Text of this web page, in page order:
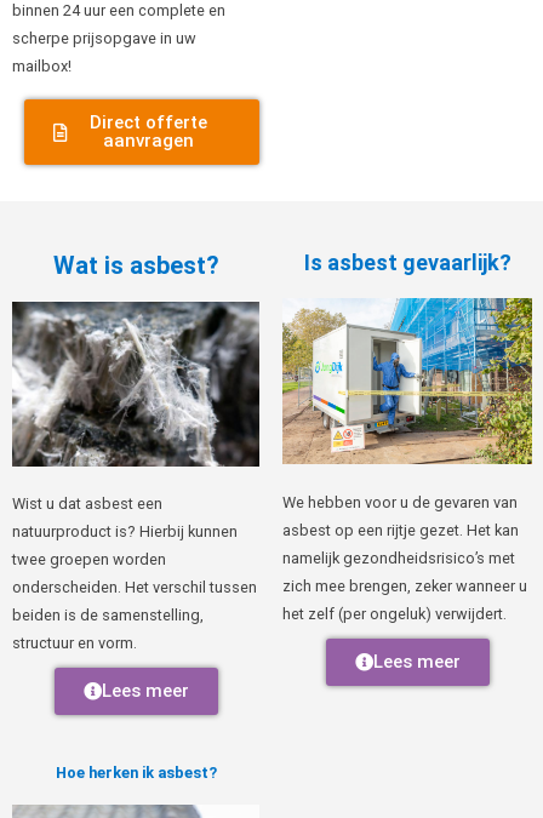
binnen 24 uur een complete en
scherpe prijsopgave in uw
mailbox!
Direct offerte
aanvragen
Wat is asbest?
Wist u dat asbest een
natuurproduct is? Hierbij kunnen
twee groepen worden
onderscheiden. Het verschil tussen
beiden is de samenstelling,
structuur en vorm.
Lees meer
Is asbest gevaarlijk?
We hebben voor u de gevaren van
asbest op een rijtje gezet. Het kan
namelijk gezondheidsrisico’s met
zich mee brengen, zeker wanneer u
het zelf (per ongeluk) verwijdert.
Lees meer
Hoe herken ik asbest?